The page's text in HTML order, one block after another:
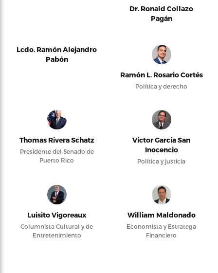
Dr. Ronald Collazo
Pagán
Lcdo. Ramón Alejandro
Pabón
Ramón L. Rosario Cortés
Política y derecho
Thomas Rivera Schatz
Presidente del Senado de
Puerto Rico
Víctor García San
Inocencio
Política y justicia
Luisito Vigoreaux
Columnista Cultural y de
Entretenimiento
William Maldonado
Economista y Estratega
Financiero